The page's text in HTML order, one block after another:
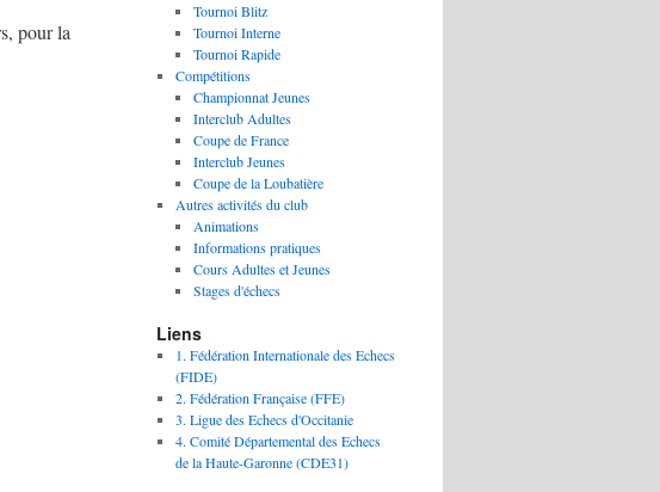
pour la
Tournoi Blitz
Tournoi Interne
Tournoi Rapide
Compétitions
Championnat Jeunes
Interclub Adultes
Coupe de France
Interclub Jeunes
Coupe de la Loubatière
Autres activités du club
Animations
Informations pratiques
Cours Adultes et Jeunes
Stages d'échecs
Liens
1. Fédération Internationale des Echecs
(FIDE)
2. Fédération Française (FFE)
3. Ligue des Echecs d'Occitanie
4. Comité Départemental des Echecs
de la Haute-Garonne (CDE31)